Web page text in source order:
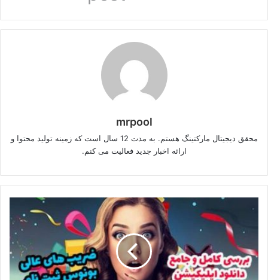
mrpool
محقق دیجیتال مارکتینگ هستم. به مدت 12 سال است که زمینه تولید محتوا و
ارائه اخبار جدید فعالیت می کنم.